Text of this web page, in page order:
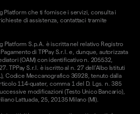
Platform che ti fornisce i servizi, consulta i
richieste di assistenza, contattaci tramite
Platform S.p.A. è iscritta nel relativo Registro
di TPPay S.r.l. e, dunque, autorizzata
(OAM) con identificativo n. 205532,
TPPay S.r.l. è iscritto al n. 27 dell’Albo Istituti
Codice Meccanografico 36928, tenuto dalla
114-quater, comma 1 del D. Lgs. n. 385
modificazioni (Testo Unico Bancario),
Lattuada, 25, 20135 Milano (MI).